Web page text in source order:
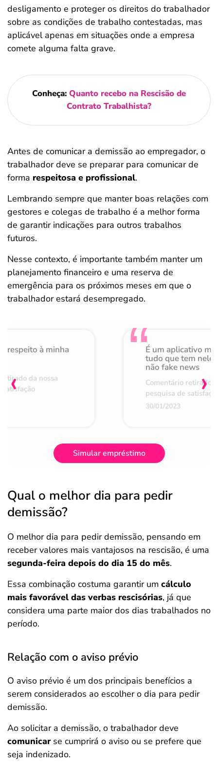
desligamento e proteger os direitos do trabalhador
sobre as condições de trabalho contestadas, mas
aplicável apenas em situações onde a empresa
comete alguma falta grave.
Conheça: Quanto recebo na Rescisão de
Contrato Trabalhista?
Antes de comunicar a demissão ao empregador, o
trabalhador deve se preparar para comunicar de
forma respeitosa e profissional.
Lembrando sempre que manter boas relações com
gestores e colegas de trabalho é a melhor forma
de garantir indicações para outros trabalhos
futuros.
Nesse contexto, é importante também manter um
planejamento financeiro e uma reserva de
emergência para os próximos meses em que o
trabalhador estará desempregado.
respeito à minha
da nossa
É um aplicativo
tudo que tem nele
não fake news
Comentário retirado
pesquisa de
30/01/2023
‹ ›
Simular empréstimo
Qual o melhor dia para pedir
demissão?
O melhor dia para pedir demissão, pensando em
receber valores mais vantajosos na rescisão, é uma
segunda-feira depois do dia 15 do mês.
Essa combinação costuma garantir um cálculo
mais favorável das verbas rescisórias, já que
considera uma parte maior dos dias trabalhados no
período.
Relação com o aviso prévio
O aviso prévio é um dos principais benefícios a
serem considerados ao escolher o dia para pedir
demissão.
Ao solicitar a demissão, o trabalhador deve
comunicarse cumprirá o aviso ou se prefere que
seja indenizado.